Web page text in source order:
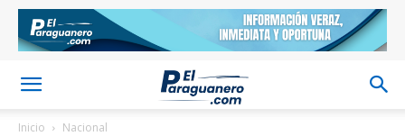
Inicio Nacional